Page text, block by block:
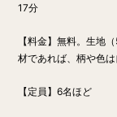
17分
【料金】 無料。生地
材であれば、柄や色は
【定員】 6名ほど